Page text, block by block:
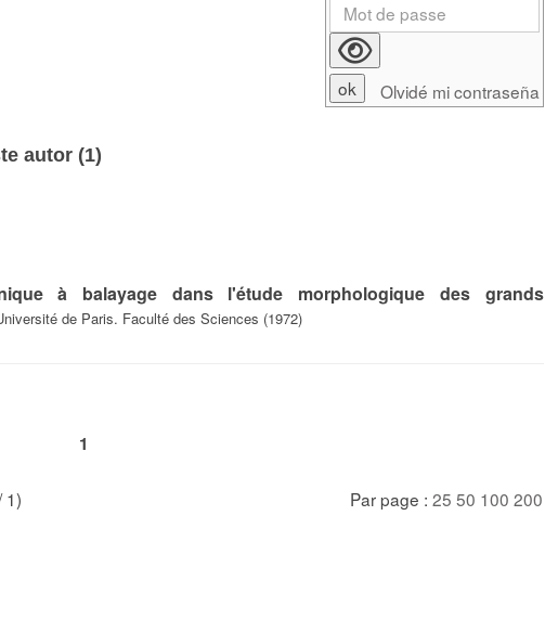
autor (1)
à balayage dans l'étude morphologique des grands
de Paris. Faculté des Sciences (1972)
1
1) Par page : 25 50 100 200
Olvidé mi contraseña